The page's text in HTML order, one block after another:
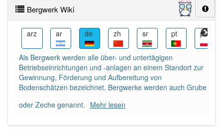
×
Wörter, die mit "-werk" enden, haben fast immer
Artikel:das.
DER:1Ausnahmen
Beispiele
DIE:0
Bergwerk Wiki
arz ar de zh sr pt pl
Als Bergwerk werden alle über- und untertägigen
Betriebseinrichtungen und -anlagen an einem Standort zur
Gewinnung, Förderung und Aufbereitung von
Bodenschätzen bezeichnet. Bergwerke werden auch Grube
oder Zeche genannt. Mehr lesen